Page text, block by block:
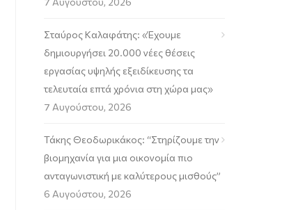
Σταύρος Καλαφάτης: «Έχουμε
δημιουργήσει 20.000 νέες θέσεις
εργασίας υψηλής εξειδίκευσης τα
τελευταία επτά χρόνια στη χώρα μας»
7 Αυγούστου, 2026
Τάκης Θεοδωρικάκος: “Στηρίζουμε την
βιομηχανία για μια οικονομία πιο
ανταγωνιστική με καλύτερους μισθούς”
6 Αυγούστου, 2026